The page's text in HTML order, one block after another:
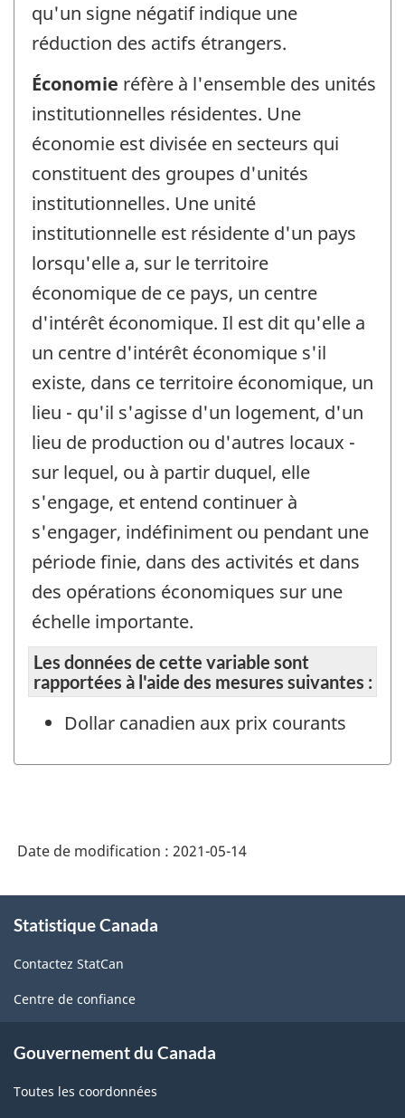
qu'un signe négatif indique une
réduction des actifs étrangers.
Économie réfère à l'ensemble des unités
institutionnelles résidentes. Une
économie est divisée en secteurs qui
constituent des groupes d'unités
institutionnelles. Une unité
institutionnelle est résidente d'un pays
lorsqu'elle a, sur le territoire
économique de ce pays, un centre
d'intérêt économique. Il est dit qu'elle a
un centre d'intérêt économique s'il
existe, dans ce territoire économique, un
lieu - qu'il s'agisse d'un logement, d'un
lieu de production ou d'autres locaux -
sur lequel, ou à partir duquel, elle
s'engage, et entend continuer à
s'engager, indéfiniment ou pendant une
période finie, dans des activités et dans
des opérations économiques sur une
échelle importante.
Les données de cette variable sont
rapportées à l'aide des mesures suivantes :
Dollar canadien aux prix courants
Date de modification : 2021-05-14
propos
ce
site
Statistique Canada
Contactez StatCan
Centre de confiance
Gouvernement du Canada
Toutes les coordonnées